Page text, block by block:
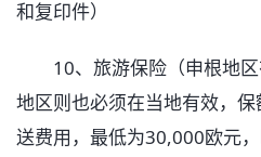
和复印件）
10、旅游保险（申根地区
地区则也必须在当地有效，
送费用，最低为30,000欧元